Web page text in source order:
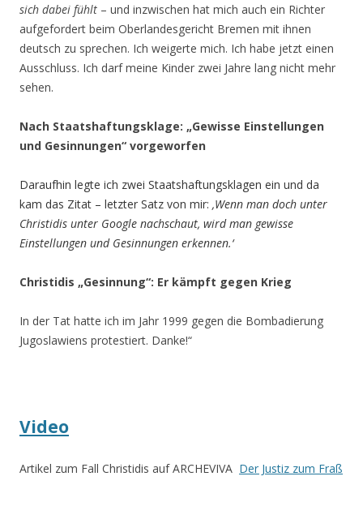
sich dabei fühlt – und inzwischen hat mich auch ein Richter
aufgefordert beim Oberlandesgericht Bremen mit ihnen
deutsch zu sprechen. Ich weigerte mich. Ich habe jetzt einen
Ausschluss. Ich darf meine Kinder zwei Jahre lang nicht mehr
sehen.
Nach Staatshaftungsklage: „Gewisse Einstellungen
und Gesinnungen“ vorgeworfen
Daraufhin legte ich zwei Staatshaftungsklagen ein und da
kam das Zitat – letzter Satz von mir: ‚Wenn man doch unter
Christidis unter Google nachschaut, wird man gewisse
Einstellungen und Gesinnungen erkennen.‘
Christidis „Gesinnung“: Er kämpft gegen Krieg
In der Tat hatte ich im Jahr 1999 gegen die Bombadierung
Jugoslawiens protestiert. Danke!“
Video
Artikel zum Fall Christidis auf ARCHEVIVA Der Justiz zum Fraß